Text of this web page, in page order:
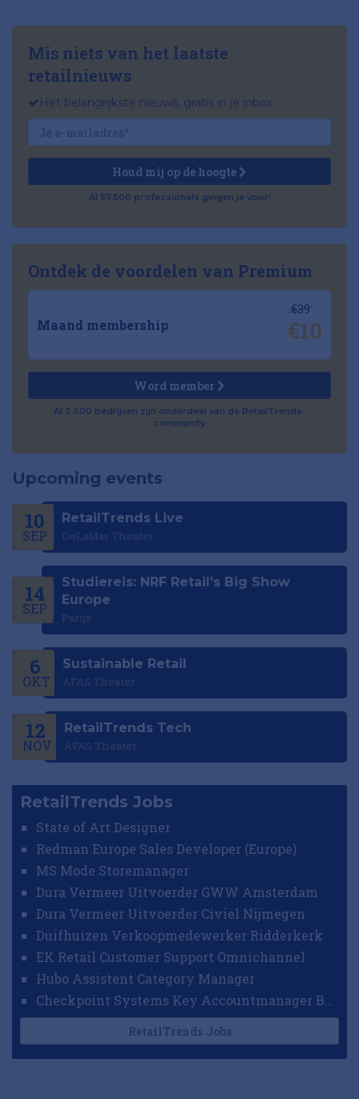
Mis niets van het laatste
retailnieuws
Het belangrijkste nieuws, gratis in je inbox
Houd mij op de hoogte
Al 57.500 professionals gingen je voor!
Ontdek de voordelen van Premium
Maand membership
€39
€10
Word member
Al 2.500 bedrijven zijn onderdeel van de RetailTrends-
community
Upcoming events
10
SEP
RetailTrends Live
DeLaMar Theater
14
SEP
Studiereis: NRF Retail's Big Show
Europe
Parijs
6
OKT
Sustainable Retail
AFAS Theater
12
NOV
RetailTrends Tech
AFAS Theater
RetailTrends Jobs
State of Art Designer
Redman Europe Sales Developer (Europe)
MS Mode Storemanager
Dura Vermeer Uitvoerder GWW Amsterdam
Dura Vermeer Uitvoerder Civiel Nijmegen
Duifhuizen Verkoopmedewerker Ridderkerk
EK Retail Customer Support Omnichannel
Hubo Assistent Category Manager
RetailTrends Jobs